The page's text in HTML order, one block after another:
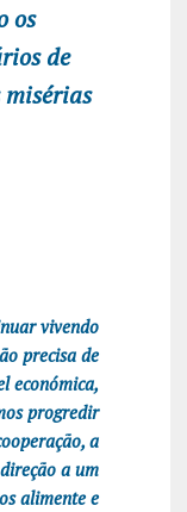
os
de
vivendo
precisa de
económica,
progredir
a
a um
alimente e